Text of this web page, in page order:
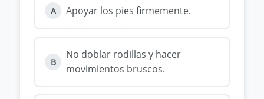
A Apoyar los pies firmemente.
B
No doblar rodillas y hacer
movimientos bruscos.